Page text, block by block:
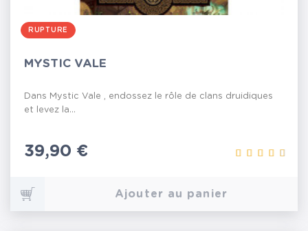
RUPTURE
MYSTIC VALE
Dans Mystic Vale , endossez le rôle de clans druidiques
et levez la...
Prix
39,90 €
Ajouter au panier